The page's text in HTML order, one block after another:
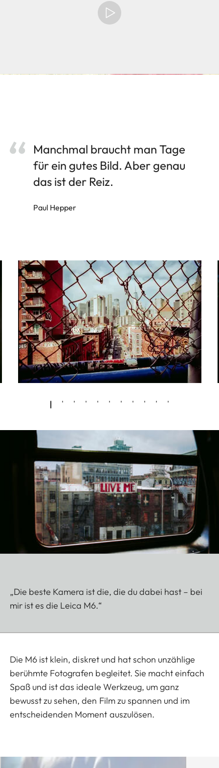
Manchmal braucht man Tage
für ein gutes Bild. Aber genau
das ist der Reiz.
Paul Hepper
„Die beste Kamera ist die, die du dabei hast – bei
mir ist es die Leica M6.“
Die M6 ist klein, diskret und hat schon unzählige
berühmte Fotografen begleitet. Sie macht einfach
Spaß und ist das ideale Werkzeug, um ganz
bewusst zu sehen, den Film zu spannen und im
entscheidenden Moment auszulösen.